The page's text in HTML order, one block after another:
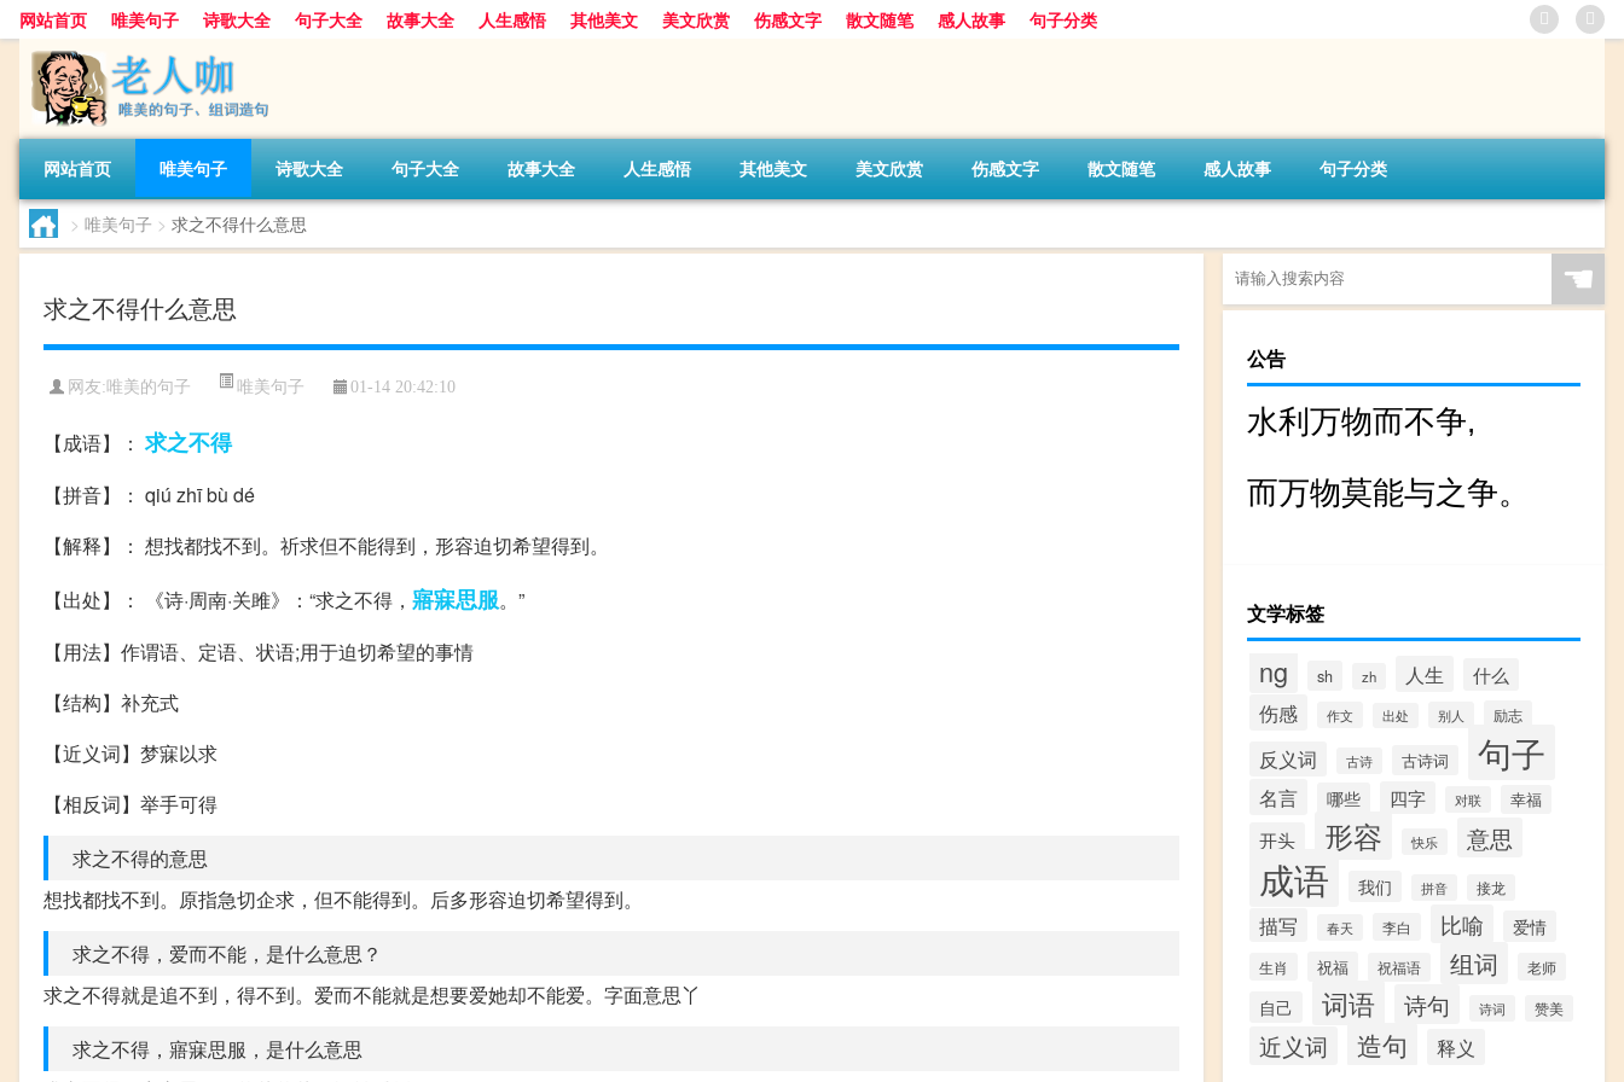
网站首页 唯美句子 诗歌大全 句子大全 故事大全 人生感悟 其他美文 美文欣赏 伤感文字 散文随笔 感人故事 句子分类
网站首页 唯美句子 诗歌大全 句子大全 故事大全 人生感悟 其他美文 美文欣赏 伤感文字 散文随笔 感人故事 句子分类
> 唯美句子 > 求之不得什么意思
求之不得什么意思
网友:唯美的句子 唯美句子 01-14 20:42:10
【成语】： 求之不得
【拼音】： qiú zhī bù dé
【解释】： 想找都找不到。祈求但不能得到，形容迫切希望得到。
【出处】： 《诗·周南·关雎》：“求之不得， 寤寐思服。”
【用法】作谓语、定语、状语;用于迫切希望的事情
【结构】补充式
【近义词】梦寐以求
【相反词】举手可得
求之不得的意思
想找都找不到。原指急切企求，但不能得到。后多形容迫切希望得到。
求之不得，爱而不能，是什么意思？
求之不得就是追不到，得不到。爱而不能就是想要爱她却不能爱。字面意思丫
求之不得，寤寐思服，是什么意思
☚
公告
水利万物而不争,
而万物莫能与之争。
文学标签
ng sh zh 人生 什么
伤感 作文 出处 别人 励志
反义词 古诗 古诗词 句子
名言 哪些 四字 对联 幸福
开头 形容 快乐 意思
成语 我们 拼音 接龙
描写 春天 李白 比喻 爱情
生肖 祝福 祝福语 组词 老师
自己 词语 诗句 诗词 赞美
近义词 造句 释义